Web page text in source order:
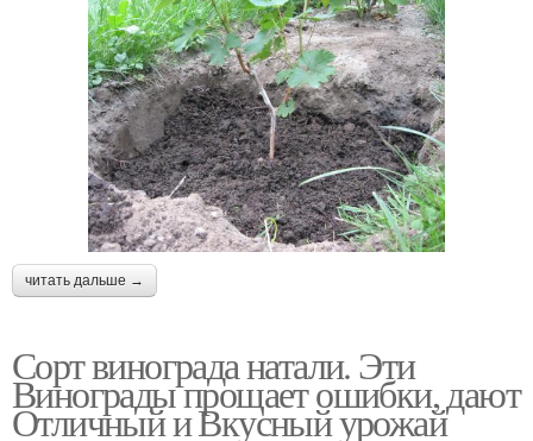
читать дальше →
Сорт винограда натали. Эти
Винограды прощает ошибки, дают
Отличный и Вкусный урожай